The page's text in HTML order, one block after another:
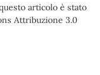
articolo è stato
Attribuzione 3.0